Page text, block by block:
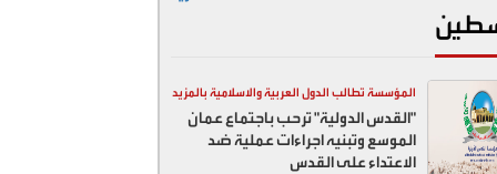
المؤسسة تطالب الدول العربية والاسلامية بالمزيد
ضد اسرائيل
"القدس الدولية" ترحب باجتماع عمان
الموسع وتبنيه اجراءات عملية ضد
الاعتداء على القدس